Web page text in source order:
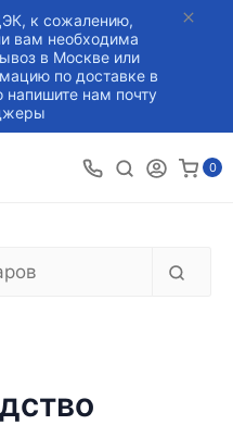
к сожалению,
вам необходима
в Москве или
по доставке в
напишите нам почту
0